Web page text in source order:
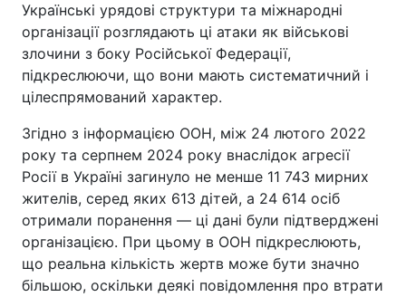
Українські урядові структури та міжнародні
організації розглядають ці атаки як військові
злочини з боку Російської Федерації,
підкреслюючи, що вони мають систематичний і
цілеспрямований характер.
Згідно з інформацією ООН, між 24 лютого 2022
року та серпнем 2024 року внаслідок агресії
Росії в Україні загинуло не менше 11 743 мирних
жителів, серед яких 613 дітей, а 24 614 осіб
отримали поранення — ці дані були підтверджені
організацією. При цьому в ООН підкреслюють,
що реальна кількість жертв може бути значно
більшою, оскільки деякі повідомлення про втрати